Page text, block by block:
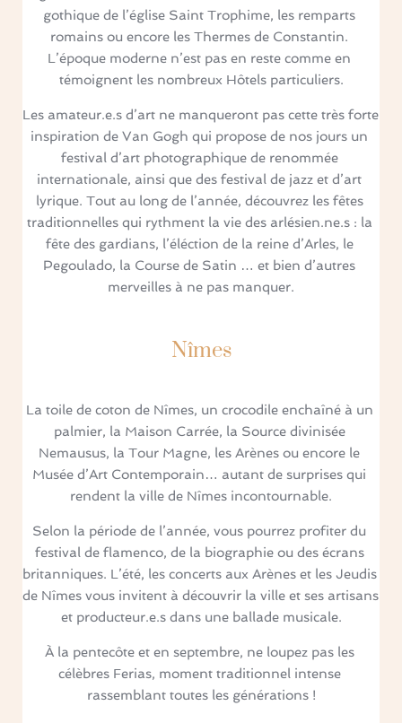
gothique de l’église Saint Trophime, les remparts
romains ou encore les Thermes de Constantin.
L’époque moderne n’est pas en reste comme en
témoignent les nombreux Hôtels particuliers.
Les amateur.e.s d’art ne manqueront pas cette très forte
inspiration de Van Gogh qui propose de nos jours un
festival d’art photographique de renommée
internationale, ainsi que des festival de jazz et d’art
lyrique. Tout au long de l’année, découvrez les fêtes
traditionnelles qui rythment la vie des arlésien.ne.s : la
fête des gardians, l’éléction de la reine d’Arles, le
Pegoulado, la Course de Satin … et bien d’autres
merveilles à ne pas manquer.
Nîmes
La toile de coton de Nîmes, un crocodile enchaîné à un
palmier, la Maison Carrée, la Source divinisée
Nemausus, la Tour Magne, les Arènes ou encore le
Musée d’Art Contemporain… autant de surprises qui
rendent la ville de Nîmes incontournable.
Selon la période de l’année, vous pourrez profiter du
festival de flamenco, de la biographie ou des écrans
britanniques. L’été, les concerts aux Arènes et les Jeudis
de Nîmes vous invitent à découvrir la ville et ses artisans
et producteur.e.s dans une ballade musicale.
À la pentecôte et en septembre, ne loupez pas les
célèbres Ferias, moment traditionnel intense
rassemblant toutes les générations !